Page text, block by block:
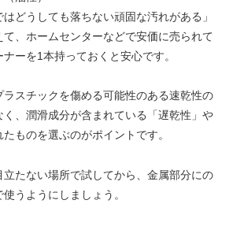
はどうしても落ちない頑固な汚れがある」
て、ホームセンターなどで安価に売られて
ーを1本持っておくと安心です。
ラスチックを傷める可能性のある速乾性の
、潤滑成分が含まれている「遅乾性」や
たものを選ぶのがポイントです。
たない場所で試してから、金属部分にの
うようにしましょう。